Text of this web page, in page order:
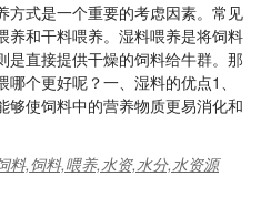
方式是一个重要的考虑因素。常见
养和干料喂养。湿料喂养是将饲料
是直接提供干燥的饲料给牛群。那
个更好呢？一、湿料的优点1、
够使饲料中的营养物质更易消化和
料,饲料,喂养,水资,水分,水资源